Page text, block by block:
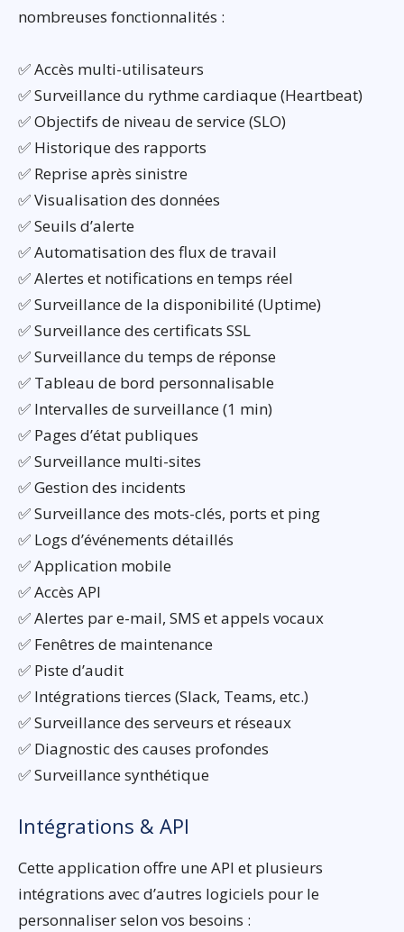
nombreuses fonctionnalités :
✅ Accès multi-utilisateurs
✅ Surveillance du rythme cardiaque (Heartbeat)
✅ Objectifs de niveau de service (SLO)
✅ Historique des rapports
✅ Reprise après sinistre
✅ Visualisation des données
✅ Seuils d’alerte
✅ Automatisation des flux de travail
✅ Alertes et notifications en temps réel
✅ Surveillance de la disponibilité (Uptime)
✅ Surveillance des certificats SSL
✅ Surveillance du temps de réponse
✅ Tableau de bord personnalisable
✅ Intervalles de surveillance (1 min)
✅ Pages d’état publiques
✅ Surveillance multi-sites
✅ Gestion des incidents
✅ Surveillance des mots-clés, ports et ping
✅ Logs d’événements détaillés
✅ Application mobile
✅ Accès API
✅ Alertes par e-mail, SMS et appels vocaux
✅ Fenêtres de maintenance
✅ Piste d’audit
✅ Intégrations tierces (Slack, Teams, etc.)
✅ Surveillance des serveurs et réseaux
✅ Diagnostic des causes profondes
✅ Surveillance synthétique
Intégrations & API
Cette application offre une API et plusieurs
intégrations avec d’autres logiciels pour le
personnaliser selon vos besoins :